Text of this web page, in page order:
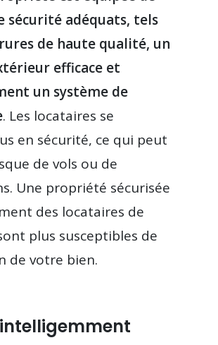
sécurité adéquats, tels
de haute qualité, un
efficace et
un système de
. Les locataires se
en sécurité, ce qui peut
de vols ou de
Une propriété sécurisée
des locataires de
plus susceptibles de
de votre bien.
intelligemment